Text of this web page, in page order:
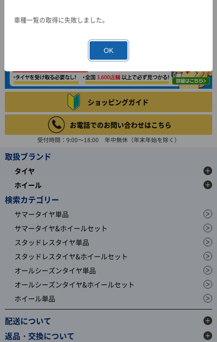
ショッピングガイド
お電話でのお問い合わせはこちら
受付時間：9:00～18:00 年中無休（年末年始を除く）
取扱ブランド
タイヤ
ホイール
検索カテゴリー
サマータイヤ単品
サマータイヤ&ホイールセット
スタッドレスタイヤ単品
スタッドレスタイヤ&ホイールセット
オールシーズンタイヤ単品
オールシーズンタイヤ&ホイールセット
ホイール単品
配送について
返品・交換について
車種一覧の取得に失敗しました。
OK